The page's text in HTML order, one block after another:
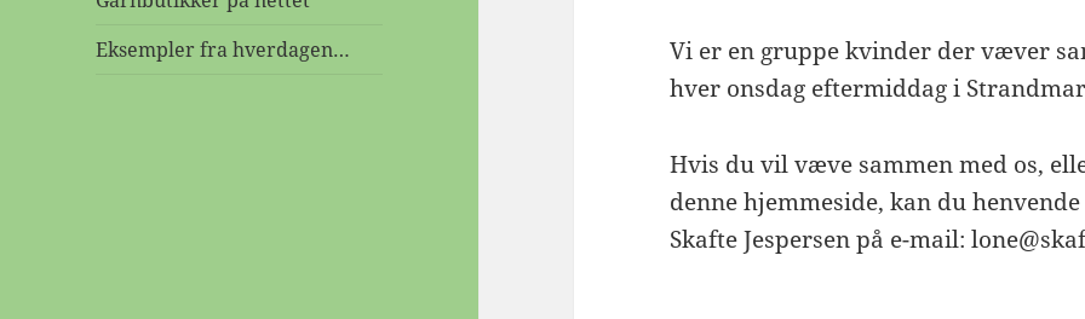
Eksempler fra hverdagen…
Vi er en gruppe kvinder der væver
hver onsdag eftermiddag i
Hvis du vil væve sammen med os,
denne hjemmeside, kan du
Skafte Jespersen på e-mail: